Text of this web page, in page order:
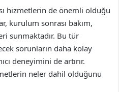
hizmetlerin de önemli olduğu
kurulum sonrası bakım,
sunmaktadır. Bu tür
sorunların daha kolay
deneyimini de artırır.
neler dahil olduğunu